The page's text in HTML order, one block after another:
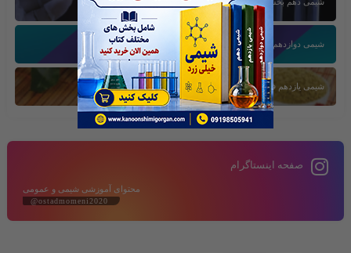
شیمی دوازدهم بخش سوم
شیمی یازدهم فصل دوم
صفحه اینستاگرام
محتوای آموزشی شیمی و عمومی
@ostadmomeni2020